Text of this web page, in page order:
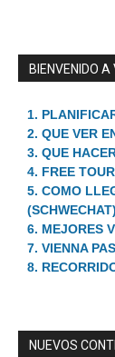
BIENVENIDO
1.
2. QUE VER
3. QUE
4. FREE
5. COMO
6. MEJORES
7. VIENNA
8.
NUEVOS